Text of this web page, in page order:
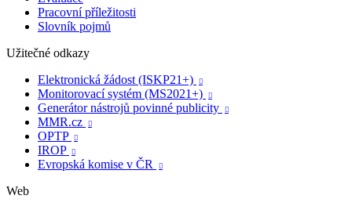
Pracovní příležitosti
Slovník pojmů
Užitečné odkazy
Elektronická žádost (ISKP21+)

Monitorovací systém (MS2021+) 
Generátor nástrojů povinné publicity 
MMR.cz 
OPTP 
IROP 
Evropská komise v ČR 
Web